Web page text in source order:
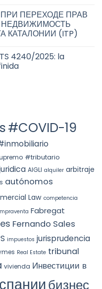
ПЕРЕХОДЕ ПРАВ
КАТАЛОНИИ (ITP)
4240/2025: la
#COVID-19
#tributario
AIGLI alquiler arbitraje
autónomos
Law competencia
Fabregat
Fernando Sales
impuestos jurisprudencia
Real Estate tribunal
vivienda Инвестиции в
бизнес